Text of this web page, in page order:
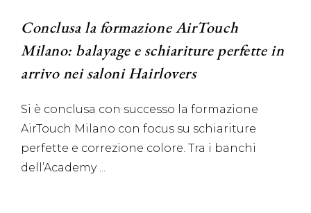
Conclusa la formazione AirTouch
Milano: balayage e schiariture perfette in
arrivo nei saloni Hairlovers
Si è conclusa con successo la formazione
AirTouch Milano con focus su schiariture
perfette e correzione colore. Tra i banchi
dell’Academy